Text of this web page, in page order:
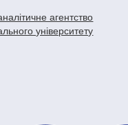
агентство
університету